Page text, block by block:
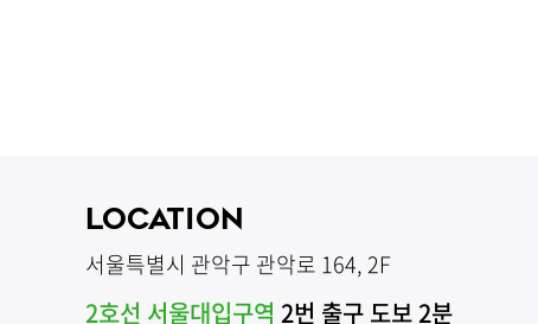
LOCATION
서울특별시 관악구 관악로 164, 2F
2호선 서울대입구역 2번 출구 도보 2분